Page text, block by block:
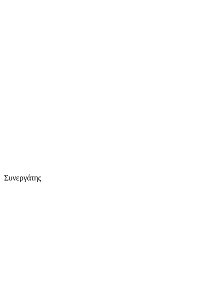
Συνεργάτης